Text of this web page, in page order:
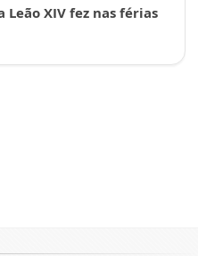
Leão XIV fez nas férias